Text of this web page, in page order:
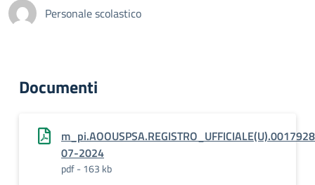
Personale scolastico
Documenti
07-2024
pdf - 163 kb